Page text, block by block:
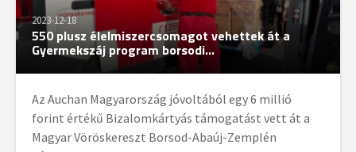
2023-12-18
550 plusz élelmiszercsomagot vehettek át a
Gyermekszáj program borsodi...
Az Auchan Magyarország jóvoltából egy 6 millió
forint értékű Bizalomkártyás támogatást vett át a
Magyar Vöröskereszt Borsod-Abaúj-Zemplén